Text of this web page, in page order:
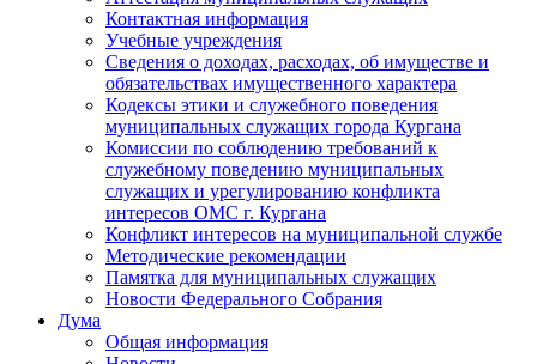
Контактная информация
Учебные учреждения
Сведения о доходах, расходах, об имуществе и
обязательствах имущественного характера
Кодексы этики и служебного поведения
муниципальных служащих города Кургана
Комиссии по соблюдению требований к
служебному поведению муниципальных
служащих и урегулированию конфликта
интересов ОМС г. Кургана
Конфликт интересов на муниципальной службе
Методические рекомендации
Памятка для муниципальных служащих
Новости Федерального Cобрания
Дума
Общая информация